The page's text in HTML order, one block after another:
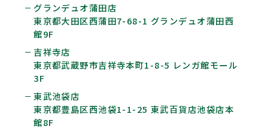
グランデュオ蒲田店
東京都大田区西蒲田7-68-1 グランデュオ蒲田西
館9F
吉祥寺店
東京都武蔵野市吉祥寺本町1-8-5 レンガ館モール
3F
東武池袋店
東京都豊島区西池袋1-1-25 東武百貨店池袋店本
館8F